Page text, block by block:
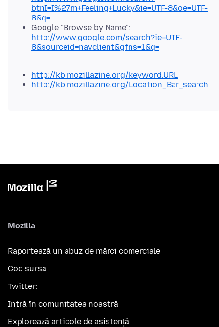
btnI=I%27m+Feeling+Lucky&ie=UTF-8&oe=UTF-
8&q=
Google "Browse by Name":
http://www.google.com/search?ie=UTF-
8&sourceid=navclient&gfns=1&q=
http://kb.mozillazine.org/keyword.URL
http://kb.mozillazine.org/Location_Bar_search
Mozilla
Raportează un abuz de mărci comerciale
Cod sursă
Twitter:
Intră în comunitatea noastră
Explorează articole de asistență